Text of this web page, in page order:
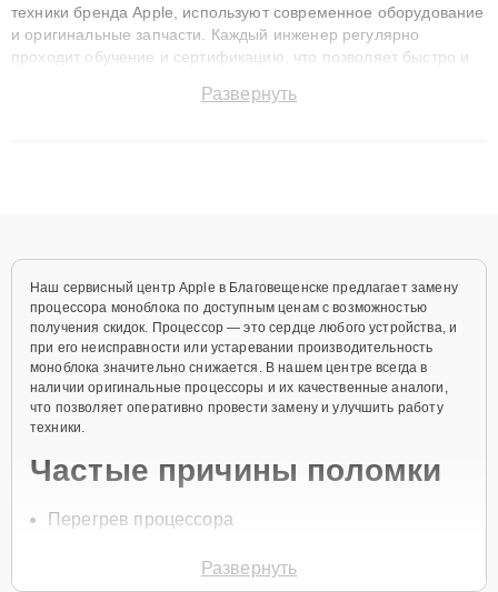
техники бренда Apple, используют современное оборудование
и оригинальные запчасти. Каждый инженер регулярно
проходит обучение и сертификацию, что позволяет быстро и
сохранением гарантии до 3 лет. Наши мастера решают
Развернуть
Наш сервисный центр Apple в Благовещенске предлагает замену
процессора моноблока по доступным ценам с возможностью
получения скидок. Процессор — это сердце любого устройства, и
при его неисправности или устаревании производительность
моноблока значительно снижается. В нашем центре всегда в
наличии оригинальные процессоры и их качественные аналоги,
что позволяет оперативно провести замену и улучшить работу
техники.
Частые причины поломки
Перегрев процессора
Сбои в работе системы охлаждения
Развернуть